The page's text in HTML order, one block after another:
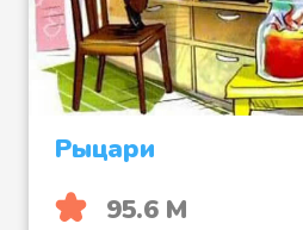
Рыцари
95.6 М